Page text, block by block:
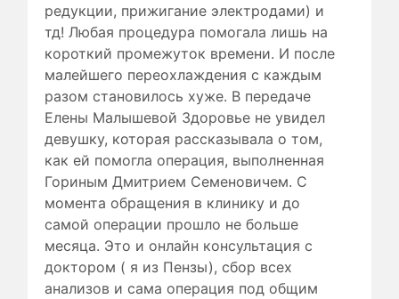
редукции, прижигание электродами) и
тд! Любая процедура помогала лишь на
короткий промежуток времени. И после
малейшего переохлаждения с каждым
разом становилось хуже. В передаче
Елены Малышевой Здоровье не увидел
девушку, которая рассказывала о том,
как ей помогла операция, выполненная
Гориным Дмитрием Семеновичем. С
момента обращения в клинику и до
самой операции прошло не больше
месяца. Это и онлайн консультация с
доктором ( я из Пензы), сбор всех
анализов и сама операция под общим